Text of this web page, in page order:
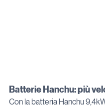
Batterie Hanchu: più
Con la batteria Hanchu